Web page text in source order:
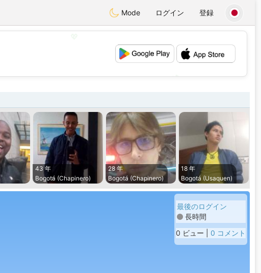
Mode ログイン 登録
43 年
Bogotá (Chapinero)
28 年
Bogotá (Chapinero)
18 年
Bogotá (Usaquen)
最後のログイン
長時間
0 ビュー | 0 コメント